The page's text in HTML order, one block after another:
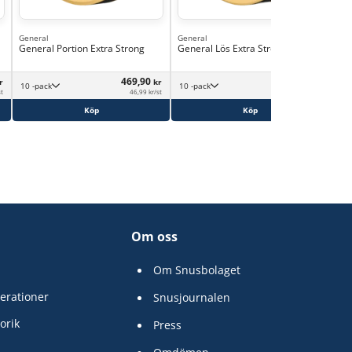
General
General Portion Extra Strong
10 -pack 469,90 kr
46,99 kr/st
Köp
General
General Lös Extra Strong
10 -pack
Köp
Om oss
Om Snusbolaget
Snusjournalen
Press